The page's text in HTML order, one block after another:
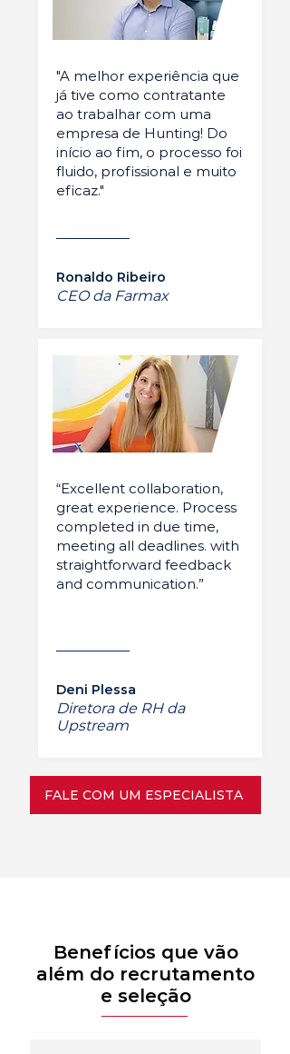
"A melhor experiência que
já tive como contratante
ao trabalhar com uma
empresa de Hunting! Do
início ao fim, o processo foi
fluido, profissional e muito
eficaz."
Ronaldo Ribeiro
CEO da Farmax
“Excellent collaboration,
great experience. Process
completed in due time,
meeting all deadlines. with
straightforward feedback
and communication.”
Deni Plessa
Diretora de RH da
Upstream
FALE COM UM ESPECIALISTA
Benefícios que vão
além do recrutamento
e seleção